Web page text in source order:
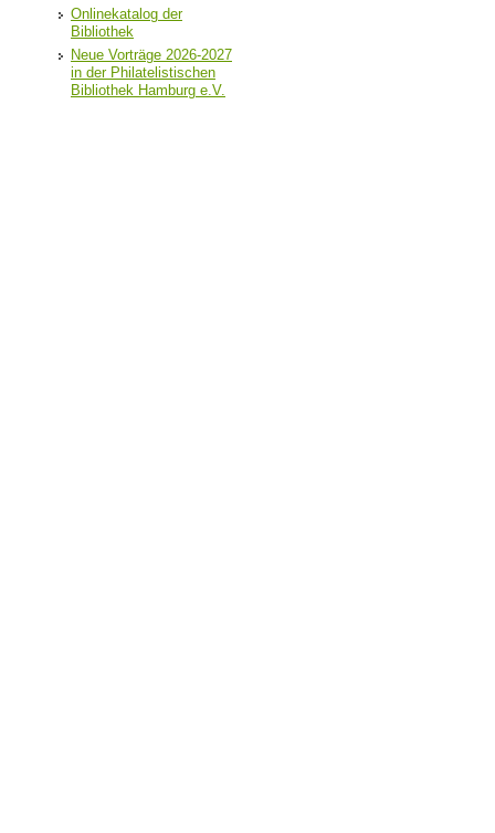
Onlinekatalog der
Bibliothek
Neue Vorträge 2026-2027
in der Philatelistischen
Bibliothek Hamburg e.V.